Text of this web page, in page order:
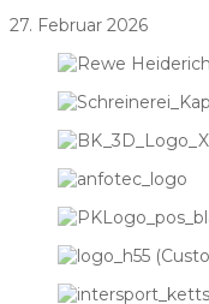
27. Februar 2026